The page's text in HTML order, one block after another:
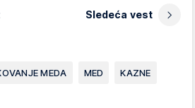
Sledeća vest
MEDA MED KAZNE